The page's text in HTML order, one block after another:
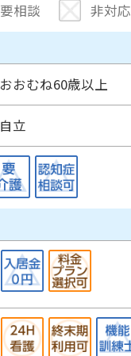
要相談
非対応
おおむね60歳以上
自立